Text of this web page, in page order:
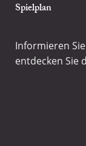
Spielplan
Informieren
entdecken Sie